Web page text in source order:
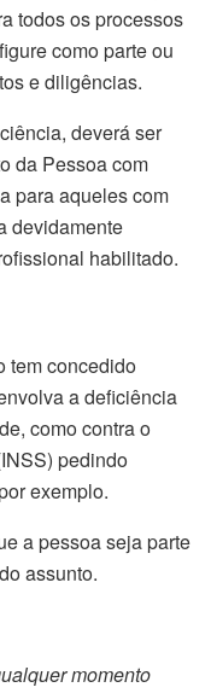
todos os processos
como parte ou
e diligências.
deverá ser
da Pessoa com
para aqueles com
devidamente
habilitado.
tem concedido
a deficiência
como contra o
pedindo
exemplo.
a pessoa seja parte
assunto.
momento